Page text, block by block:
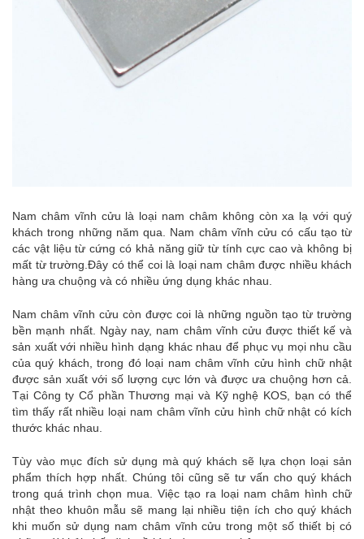
Nam châm vĩnh cửu là loại nam châm không còn xa lạ với quý
khách trong những năm qua. Nam châm vĩnh cửu có cấu tạo từ
các vật liệu từ cứng có khả năng giữ từ tính cực cao và không bị
mất từ trường.Đây có thể coi là loại nam châm được nhiều khách
hàng ưa chuộng và có nhiều ứng dụng khác nhau.
Nam châm vĩnh cửu còn được coi là những nguồn tạo từ trường
bền mạnh nhất. Ngày nay, nam châm vĩnh cửu được thiết kế và
sản xuất với nhiều hình dạng khác nhau để phục vụ mọi nhu cầu
của quý khách, trong đó loại nam châm vĩnh cửu hình chữ nhật
được sản xuất với số lượng cực lớn và được ưa chuộng hơn cả.
Tại Công ty Cổ phần Thương mại và Kỹ nghệ KOS, bạn có thể
tìm thấy rất nhiều loại nam châm vĩnh cửu hình chữ nhật có kích
thước khác nhau.
Tùy vào mục đích sử dụng mà quý khách sẽ lựa chọn loại sản
phẩm thích hợp nhất. Chúng tôi cũng sẽ tư vấn cho quý khách
trong quá trình chọn mua. Việc tạo ra loại nam châm hình chữ
nhật theo khuôn mẫu sẽ mang lại nhiều tiện ích cho quý khách
khi muốn sử dụng nam châm vĩnh cửu trong một số thiết bị có